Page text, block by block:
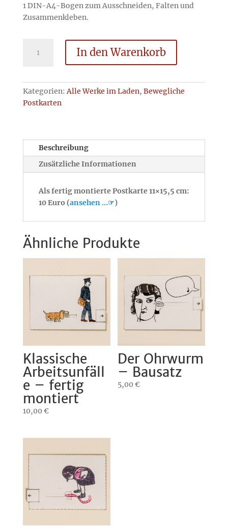
1 DIN-A4-Bogen zum Ausschneiden, Falten und
Zusammenkleben.
Indianer
Menge
In den Warenkorb
Kategorien:Alle Werke im Laden, Bewegliche
Postkarten
Beschreibung
Zusätzliche Informationen
Als fertig montierte Postkarte 11×15,5 cm:
10 Euro (ansehen …☞)
Ähnliche Produkte
Klassische
Arbeitsunfäll
e – fertig
montiert
10,00 €
Der Ohrwurm
– Bausatz
5,00€